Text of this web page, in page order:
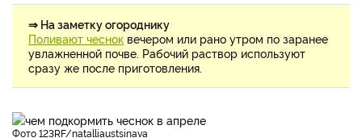
⇒ На заметку огороднику
Поливают чеснок вечером или рано утром по заранее
увлажненной почве. Рабочий раствор используют
сразу же после приготовления.
фото 123RF/natalliaustsinava